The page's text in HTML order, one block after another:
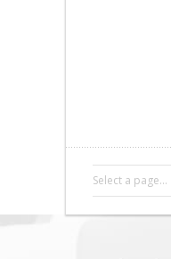
Select a page...